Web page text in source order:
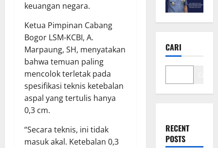
keuangan negara.
Ketua Pimpinan Cabang
Bogor LSM-KCBI, A.
Marpaung, SH, menyatakan
bahwa temuan paling
mencolok terletak pada
spesifikasi teknis ketebalan
aspal yang tertulis hanya
0,3 cm.
“Secara teknis, ini tidak
masuk akal. Ketebalan 0,3
CARI
RECENT
POSTS